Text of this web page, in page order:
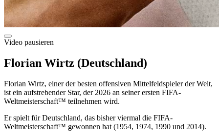
Video pausieren
Florian Wirtz (Deutschland)
Florian Wirtz, einer der besten offensiven Mittelfeldspieler der Welt,
ist ein aufstrebender Star, der 2026 an seiner ersten FIFA-
Weltmeisterschaft™ teilnehmen wird.
Er spielt für Deutschland, das bisher viermal die FIFA-
Weltmeisterschaft™ gewonnen hat (1954, 1974, 1990 und 2014).